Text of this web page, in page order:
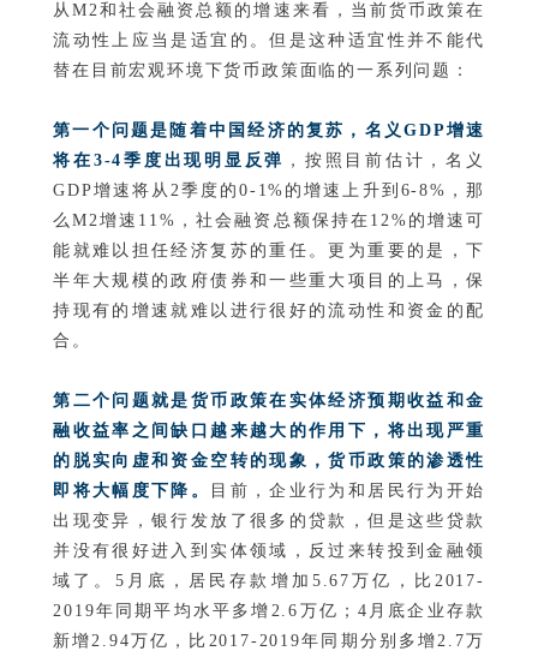
从M2和社会融资总额的增速来看，当前货币政策在
流动性上应当是适宜的。但是这种适宜性并不能代
替在目前宏观环境下货币政策面临的一系列问题：
第一个问题是随着中国经济的复苏，名义GDP增速
将在3-4季度出现明显反弹 ，按照目前估计，名义
GDP增速将从2季度的0-1%的增速上升到6-8%，那
么M2增速11%，社会融资总额保持在12%的增速可
能就难以担任经济复苏的重任。更为重要的是，下
半年大规模的政府债券和一些重大项目的上马，保
持现有的增速就难以进行很好的流动性和资金的配
合。
第二个问题就是货币政策在实体经济预期收益和金
融收益率之间缺口越来越大的作用下，将出现严重
的脱实向虚和资金空转的现象，货币政策的渗透性
即将大幅度下降。
目前，企业行为和居民行为开始
出现变异，银行发放了很多的贷款，但是这些贷款
并没有很好进入到实体领域，反过来转投到金融领
域了。5月底，居民存款增加5.67万亿，比2017-
2019年同期平均水平多增2.6万亿；4月底企业存款
新增2.94万亿，比2017-2019年同期分别多增2.7万